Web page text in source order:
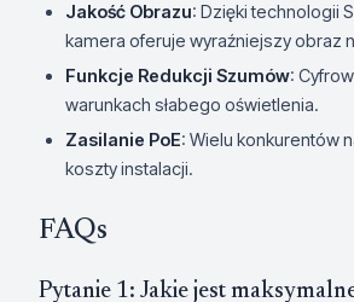
Jakość Obrazu: Dzięki technologii
kamera oferuje wyraźniejszy obraz
Funkcje Redukcji Szumów:
warunkach słabego oświetlenia.
Zasilanie PoE: Wielu konkurentów
koszty instalacji.
FAQs
Pytanie 1: Jakie jest